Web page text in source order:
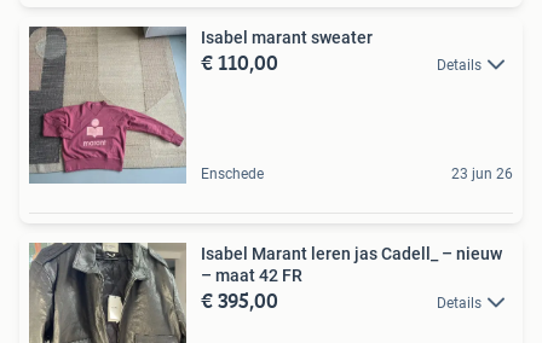
Isabel marant sweater
€ 110,00 Details
Enschede 23 jun 26
Isabel Marant leren jas Cadell_ – nieuw
– maat 42 FR
€ 395,00 Details